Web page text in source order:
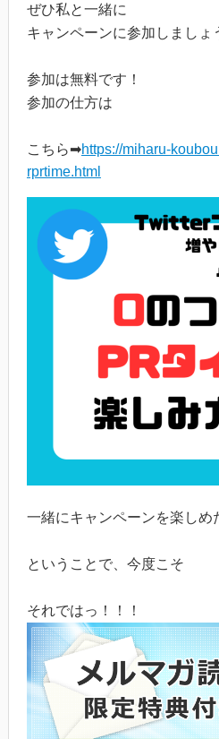
ぜひ私と一緒に
キャンペーンに参加しましょ
参加は無料です！
参加の仕方は
こちら➡https://miharu-
rprtime.html
一緒にキャンペーンを楽しめ
ということで、今度こそ
それではっ！！！